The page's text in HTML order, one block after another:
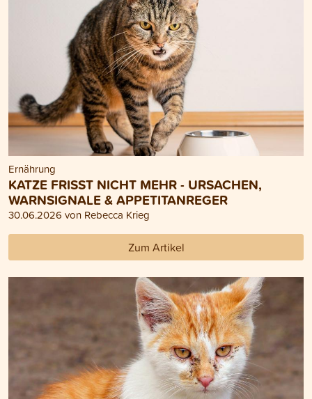
Ernährung
KATZE FRISST NICHT MEHR - URSACHEN,
WARNSIGNALE & APPETITANREGER
30.06.2026 von Rebecca Krieg
Zum Artikel